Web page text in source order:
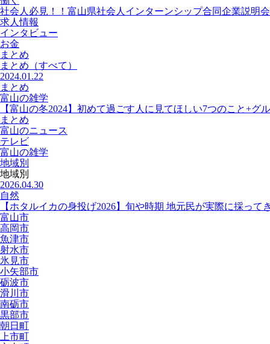
社会人必見！！富山県社会人インターンシップ合同企業説明会
求人情報
インタビュー
お金
まとめ
まとめ （すべて）
2024.01.22
まとめ
富山の雑学
【富山の冬2024】初めて過ごす人に見てほしい7つのこと+グ
まとめ
富山のニュース
テレビ
富山の雑学
地域別
地域別
2026.04.30
自然
【ホタルイカの身投げ2026】旬や時期 地元民が実際に採って
富山市
高岡市
魚津市
射水市
氷見市
小矢部市
砺波市
滑川市
南砺市
黒部市
朝日町
上市町